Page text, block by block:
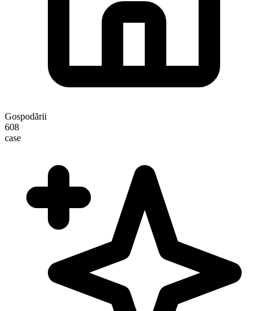
Gospodării
608
case